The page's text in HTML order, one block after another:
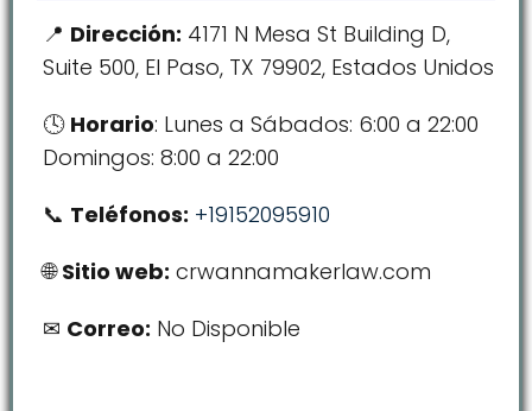
Dirección: 4171 N Mesa St Building D,
Suite 500, El Paso, TX 79902, Estados Unidos
Horario: Lunes a Sábados: 6:00 a 22:00
Domingos: 8:00 a 22:00
Teléfonos: +19152095910
Sitio web: crwannamakerlaw.com
Correo: No Disponible